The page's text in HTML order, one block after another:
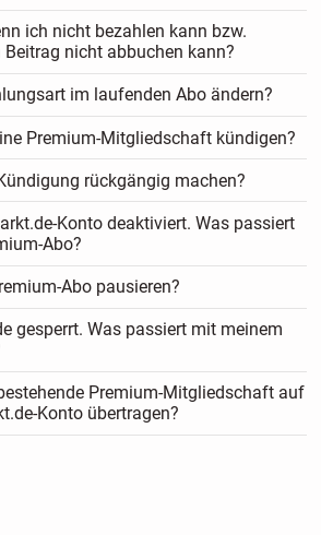
ich nicht bezahlen kann bzw.
nicht abbuchen kann?
im laufenden Abo ändern?
Premium-Mitgliedschaft kündigen?
rückgängig machen?
Konto deaktiviert. Was passiert
Abo?
Abo pausieren?
gesperrt. Was passiert mit meinem
Premium-Mitgliedschaft auf
Konto übertragen?